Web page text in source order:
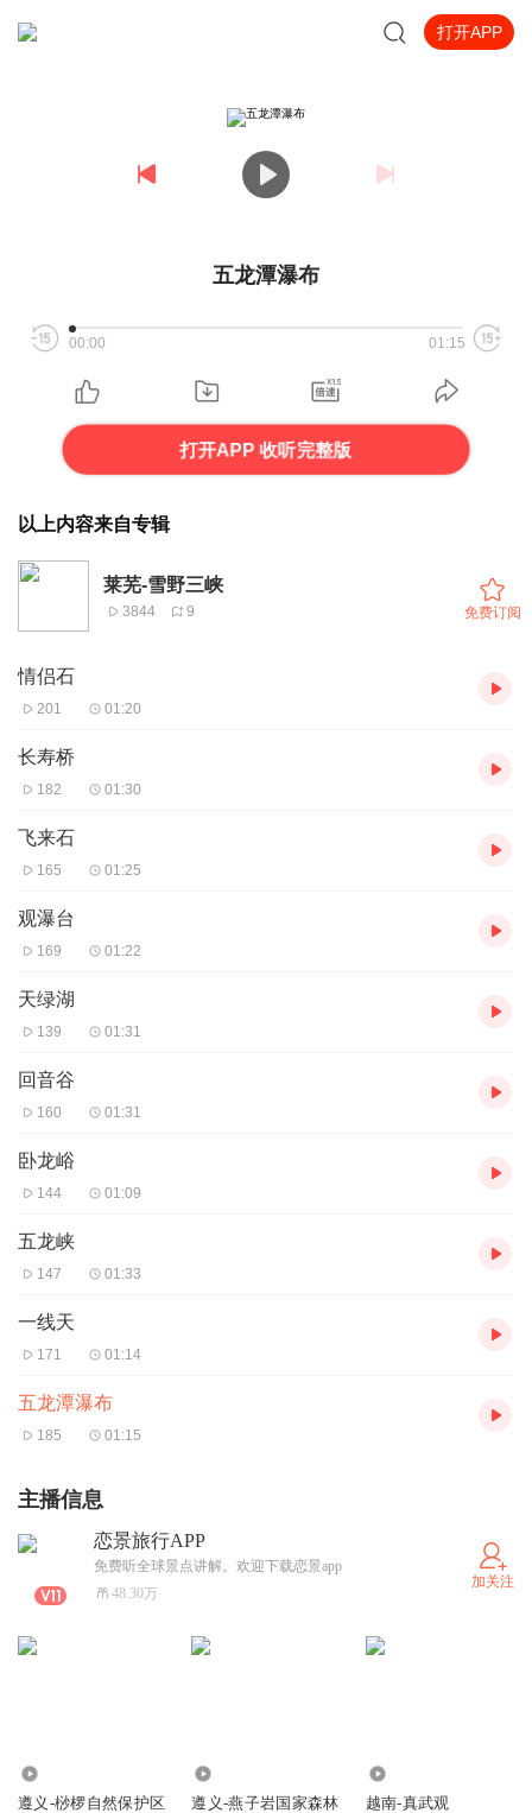
打开APP
五龙潭瀑布
00:00 01:15
打开APP 收听完整版
以上内容来自专辑
莱芜-雪野三峡
3844 9 免费订阅
情侣石
201 01:20
长寿桥
182 01:30
飞来石
165 01:25
观瀑台
169 01:22
天绿湖
139 01:31
回音谷
160 01:31
卧龙峪
144 01:09
五龙峡
147 01:33
一线天
171 01:14
五龙潭瀑布
185 01:15
主播信息
恋景旅行APP
免费听全球景点讲解。欢迎下载恋景app
48.30万
加关注
遵义-桫椤自然保护区
遵义-燕子岩国家森林
越南-真武观